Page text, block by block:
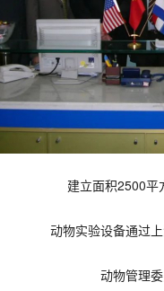
建立面积2500平
动物实验设备通过
动物管理